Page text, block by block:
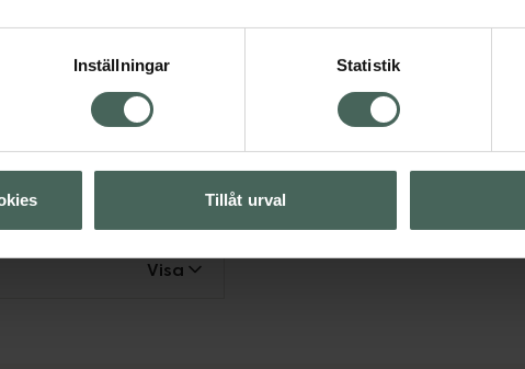
Inställningar Statistik
Tillåt urval
Sömn, stress och oro
Visa
Visa